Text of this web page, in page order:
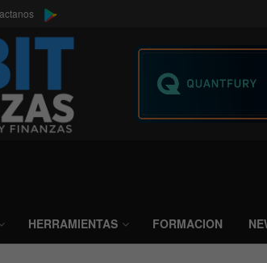
HERRAMIENTAS FORMACION